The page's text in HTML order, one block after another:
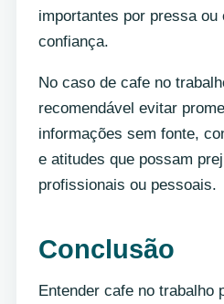
importantes por pressa ou
confiança.
No caso de cafe no
recomendável evitar
informações sem fonte,
e atitudes que possam
profissionais ou pessoais.
Conclusão
Entender cafe no trabalho